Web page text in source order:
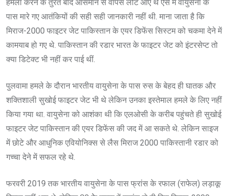
हमला करने के तुरंत बाद आसमान से वापस लौट आए थे ऐसे में वायुसेना के
पास मारे गए आतंकियों की सही सही जानकारी नहीं थी. माना जाता है कि
मिराज-2000 फाइटर जेट पाकिस्तान के एयर डिफेंस सिस्टम को चकमा देने में
कामयाब हो गए थे. पाकिस्तान की रडार भारत के फाइटर जेट को इंटरसेप्ट तो
क्या डिटेक्ट भी नहीं कर पाई थीं.
पुलवामा हमले के दौरान भारतीय वायुसेना के पास रुस के बेहद ही घातक और
शक्तिशाली सुखोई फाइटर जेट भी थे लेकिन उनका इस्तेमाल हमले के लिए नहीं
किया गया था. वायुसेना को आशंका थी कि एलओसी के करीब पहुंचते ही सुखोई
फाइटर जेट पाकिस्तान की एयर डिफेंस की जद में आ सकते थे. लेकिन साइज
में छोटे और आधुनिक एवियोनिक्स से लैस मिराज 2000 पाकिस्तानी रडार को
गच्चा देने में सफल रहे थे.
फरवरी 2019 तक भारतीय वायुसेना के पास फ्रांस के रफाल (राफेल) लड़ाकू